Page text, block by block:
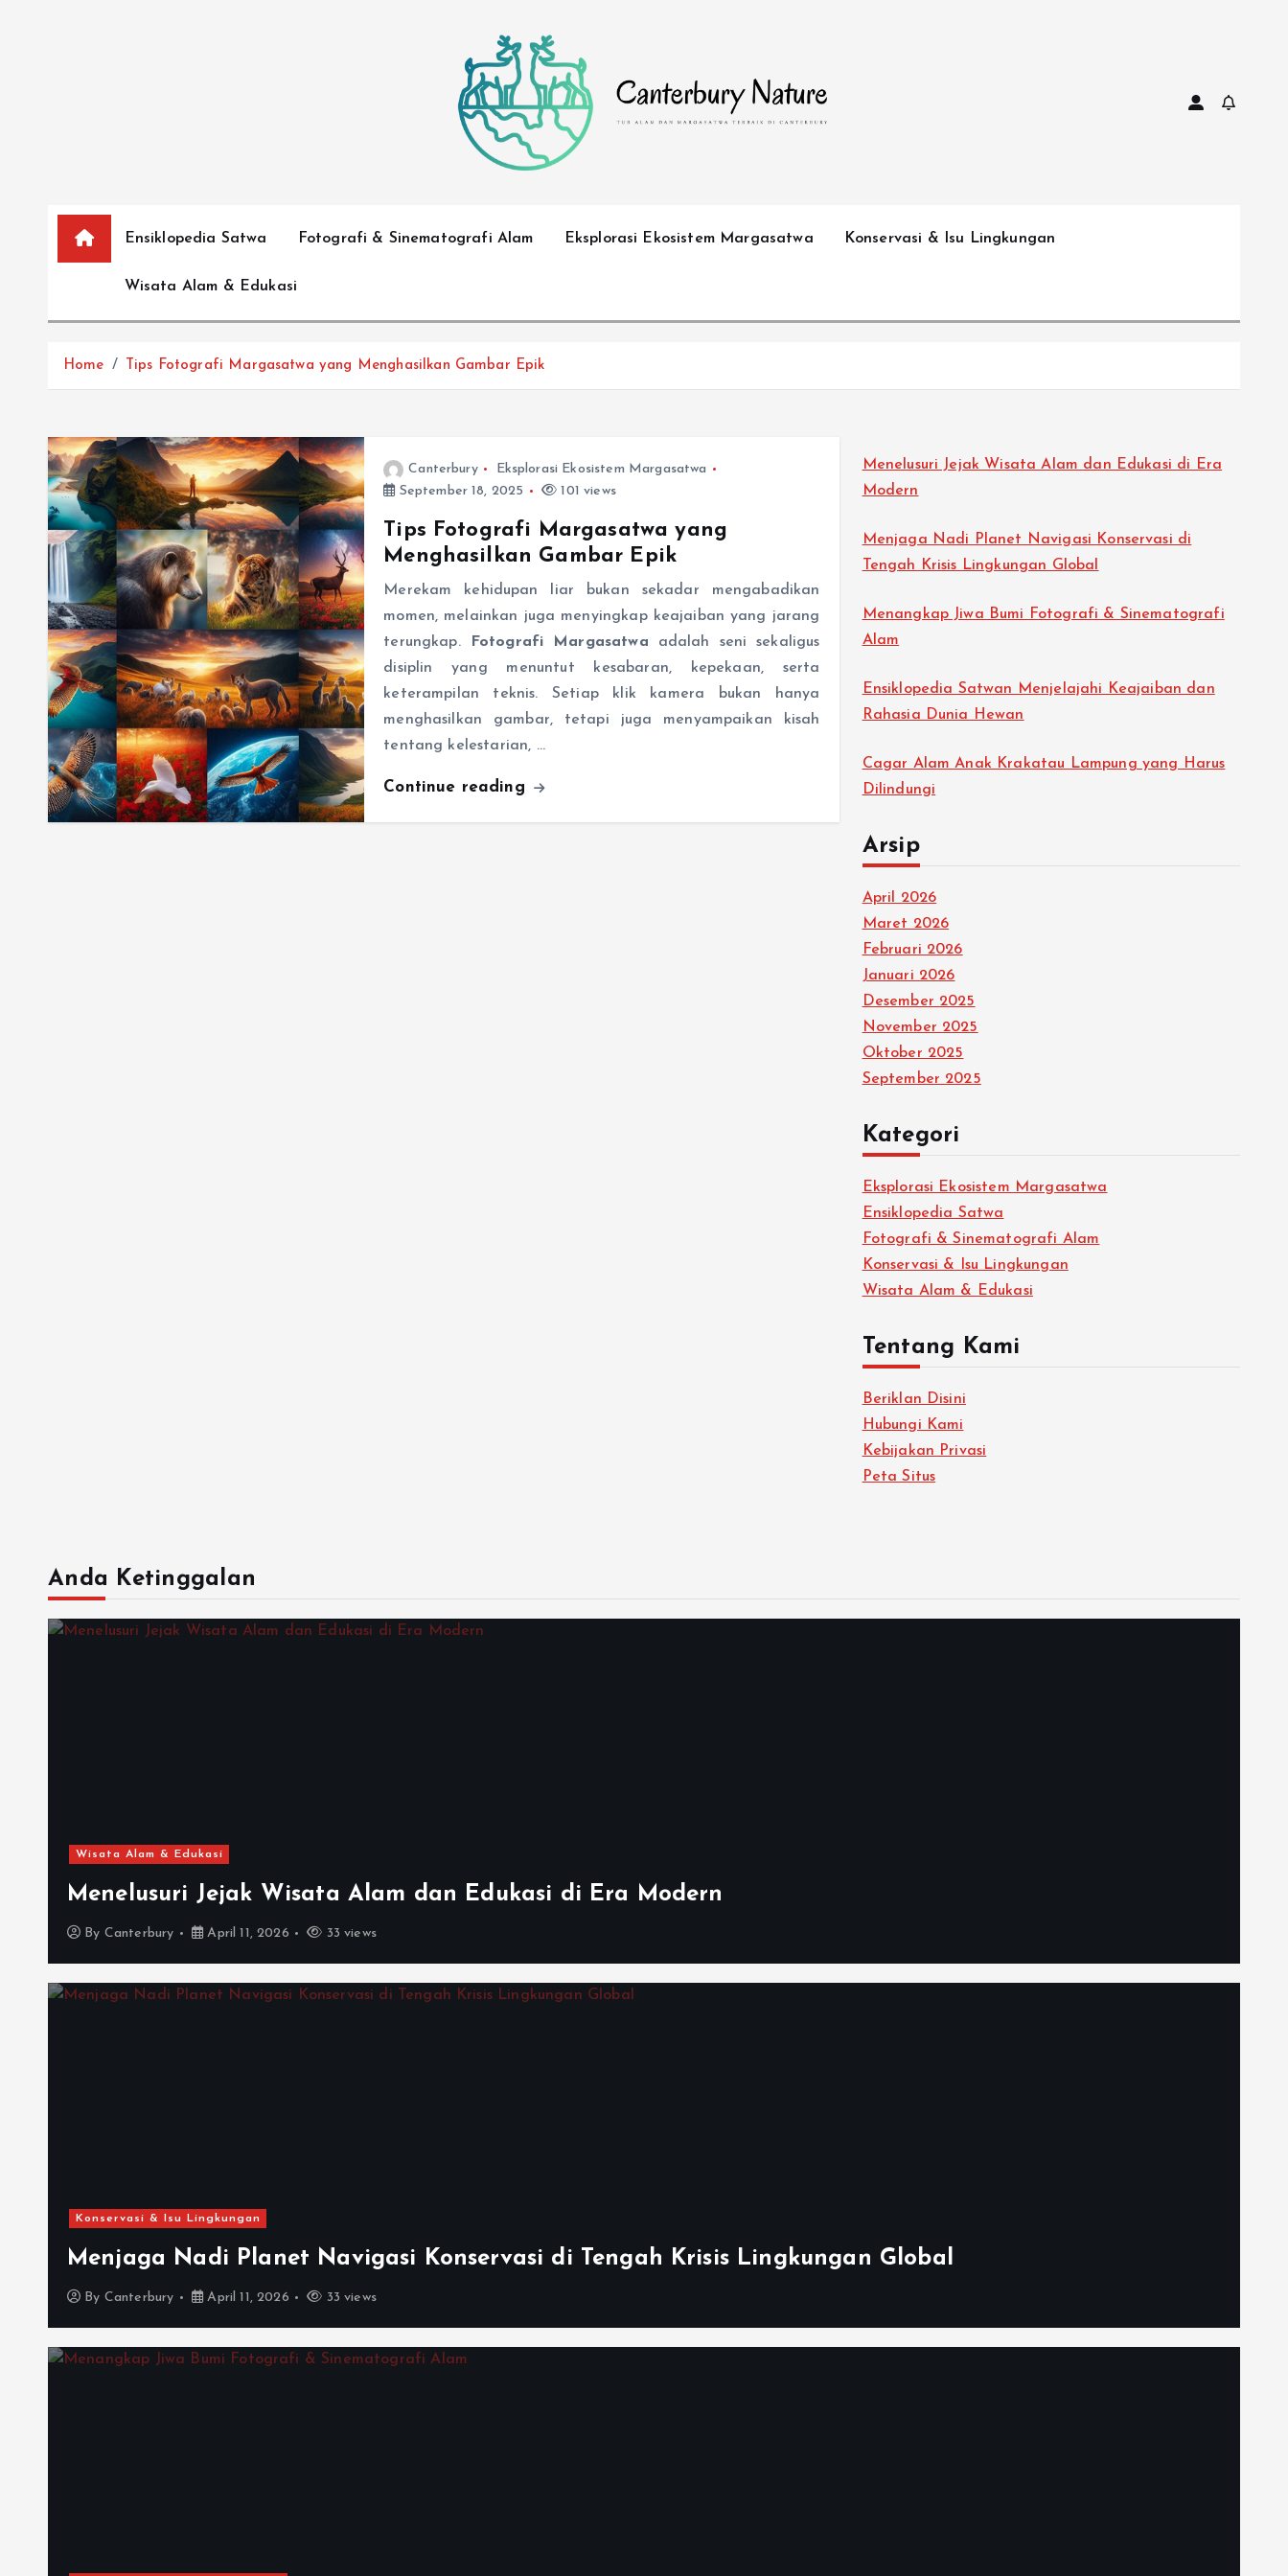
Ensiklopedia Satwa Fotografi & Sinematografi Alam Eksplorasi Ekosistem Margasatwa Konservasi & Isu Lingkungan
Wisata Alam & Edukasi
Home Tips Fotografi Margasatwa yang Menghasilkan Gambar Epik
Canterbury
Eksplorasi Ekosistem Margasatwa
September 18, 2025
101 views
Tips Fotografi Margasatwa yang
Menghasilkan Gambar Epik
Merekam kehidupan liar bukan sekadar mengabadikan
momen, melainkan juga menyingkap keajaiban yang jarang
terungkap.
Fotografi Margasatwa adalah seni sekaligus
disiplin yang menuntut kesabaran, kepekaan, serta
keterampilan teknis. Setiap klik kamera bukan hanya
menghasilkan gambar, tetapi juga menyampaikan kisah
tentang kelestarian, …
Continue reading
Menelusuri Jejak Wisata Alam dan Edukasi di Era
Modern
Menjaga Nadi Planet Navigasi Konservasi di
Tengah Krisis Lingkungan Global
Menangkap Jiwa Bumi Fotografi & Sinematografi
Alam
Ensiklopedia Satwan Menjelajahi Keajaiban dan
Rahasia Dunia Hewan
Cagar Alam Anak Krakatau Lampung yang Harus
Dilindungi
Arsip
April 2026
Maret 2026
Februari 2026
Januari 2026
Desember 2025
November 2025
Oktober 2025
September 2025
Kategori
Eksplorasi Ekosistem Margasatwa
Ensiklopedia Satwa
Fotografi & Sinematografi Alam
Konservasi & Isu Lingkungan
Wisata Alam & Edukasi
Tentang Kami
Beriklan Disini
Hubungi Kami
Kebijakan Privasi
Peta Situs
Anda Ketinggalan
Wisata Alam & Edukasi
Menelusuri Jejak Wisata Alam dan Edukasi di Era Modern
By Canterbury April 11, 2026 33 views
Konservasi & Isu Lingkungan
Menjaga Nadi Planet Navigasi Konservasi di Tengah Krisis Lingkungan Global
By Canterbury April 11, 2026 33 views